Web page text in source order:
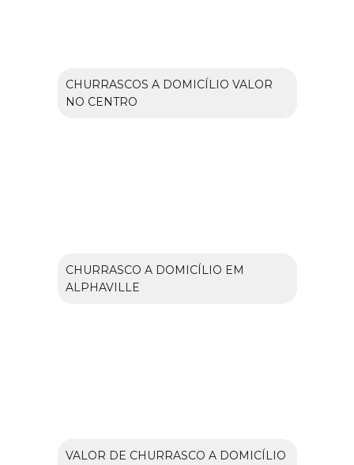
CHURRASCOS A DOMICÍLIO VALOR
NO CENTRO
CHURRASCO A DOMICÍLIO EM
ALPHAVILLE
VALOR DE CHURRASCO A DOMICÍLIO